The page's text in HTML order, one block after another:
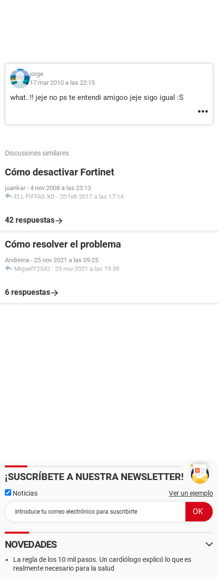
jorge
17 mar 2010 a las 22:15
what..!! jeje no ps te entendi amigoo jeje sigo igual :S
Discusiones similares
Cómo desactivar Fortinet
juankar - 4 nov 2008 a las 23:13
ELL FIFFAS XD - 20 feb 2017 a las 17:14
42 respuestas
Cómo resolver el problema
Andreina - 25 nov 2021 a las 09:25
MiguelY2542 - 25 nov 2021 a las 19:39
6 respuestas
¡SUSCRÍBETE A NUESTRA NEWSLETTER!
Noticias Ver un ejemplo
NOVEDADES
La regla de los 10 mil pasos. Un cardiólogo explicó lo que es
realmente necesario para la salud